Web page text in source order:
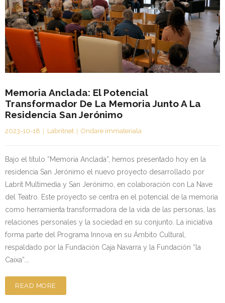
Memoria Anclada: El Potencial
Transformador De La Memoria Junto A La
Residencia San Jerónimo
2023-10-18 Labritnet Ondare immateriala
Bajo el título “Memoria Anclada”, hemos presentado hoy en la
residencia San Jerónimo el nuevo proyecto desarrollado por
Labrit Multimedia y San Jerónimo, en colaboración con La Nave
del Teatro. Este proyecto se centra en el potencial de la memoria
como herramienta transformadora de la vida de las personas, las
relaciones personales y la sociedad en su conjunto. La iniciativa
forma parte del Programa Innova en su Ámbito Cultural,
respaldado por la Fundación Caja Navarra y la Fundación “la
Caixa”.…
READ MORE